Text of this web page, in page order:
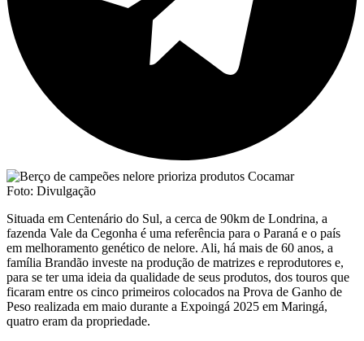
Foto: Divulgação
Situada em Centenário do Sul, a cerca de 90km de Londrina, a
fazenda Vale da Cegonha é uma referência para o Paraná e o país
em melhoramento genético de nelore. Ali, há mais de 60 anos, a
família Brandão investe na produção de matrizes e reprodutores e,
para se ter uma ideia da qualidade de seus produtos, dos touros que
ficaram entre os cinco primeiros colocados na Prova de Ganho de
Peso realizada em maio durante a Expoingá 2025 em Maringá,
quatro eram da propriedade.